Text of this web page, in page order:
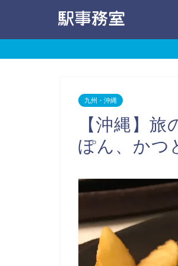
九州・沖縄
【沖縄】
ぽん、かつ